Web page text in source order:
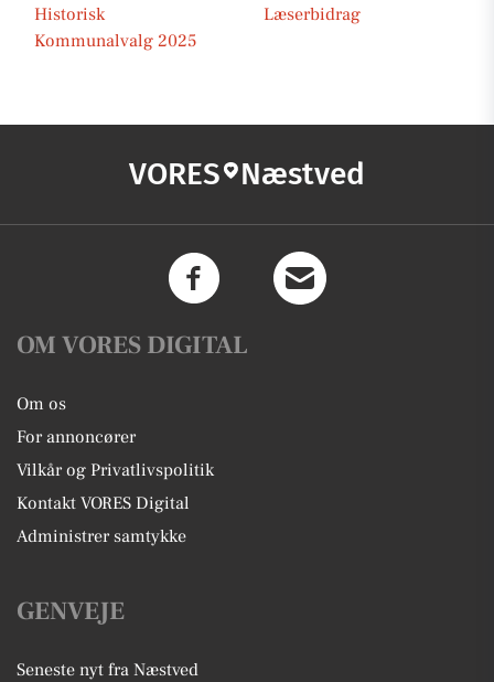
Historisk
Læserbidrag
Kommunalvalg 2025
VORES Næstved
OM VORES DIGITAL
Om os
For annoncører
Vilkår og Privatlivspolitik
Kontakt VORES Digital
Administrer samtykke
GENVEJE
Seneste nyt fra Næstved